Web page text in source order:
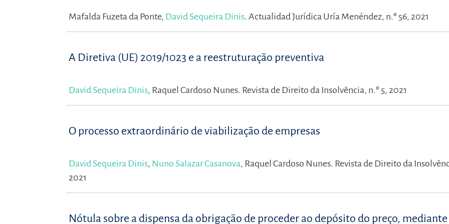
Mafalda Fuzeta da Ponte, David Sequeira Dinis. Actualidad Jurídica Uría Menéndez, n.º 56, 2021
A Diretiva (UE) 2019/1023 e a reestruturação preventiva
David Sequeira Dinis, Raquel Cardoso Nunes. Revista de Direito da Insolvência, n.º 5, 2021
O processo extraordinário de viabilização de empresas
David Sequeira Dinis, Nuno Salazar Casanova, Raquel Cardoso Nunes. Revista de Direito da
2021
Nótula sobre a dispensa da obrigação de proceder ao depósito do preço, mediante